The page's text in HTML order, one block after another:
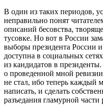
В один из таких периодов,
неправильно понят
описаний бесовства,
тусовке. Но вот в России
выборы президента России
доступна в социальных
из кандидатов в президенты.
о проведенной мной
не стал, ибо теперь каждый
написать, и сделать
разъедания гламурной части